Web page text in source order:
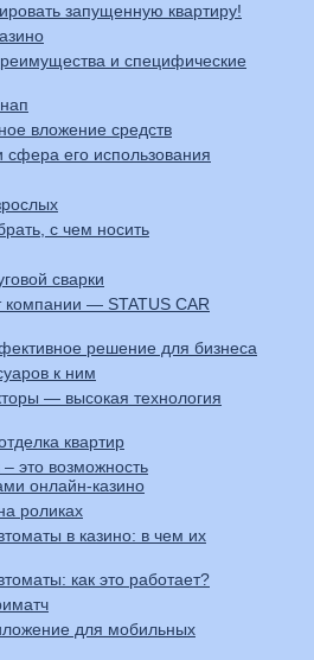
запущенную квартиру!
и специфические
вложение средств
его использования
с чем носить
сварки
компании — STATUS CAR
решение для бизнеса
к ним
— высокая технология
квартир
это возможность
онлайн-казино
роликах
в казино: в чем их
как это работает?
для мобильных